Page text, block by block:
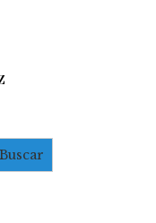
Buscar